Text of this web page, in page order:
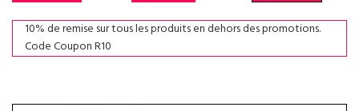
10% de remise sur tous les produits en dehors des promotions.
Code Coupon R10